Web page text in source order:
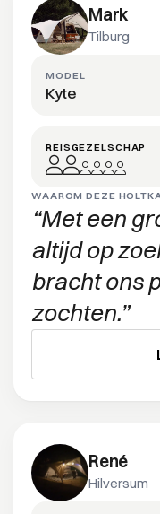
Mark
Tilburg
MODEL
Kyte
REISGEZELSCHAP
WAAROM DEZE
Met een
altijd op
bracht ons
zochten.
René
Hilversum